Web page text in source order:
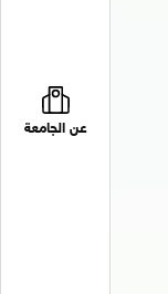
عن الجامعة